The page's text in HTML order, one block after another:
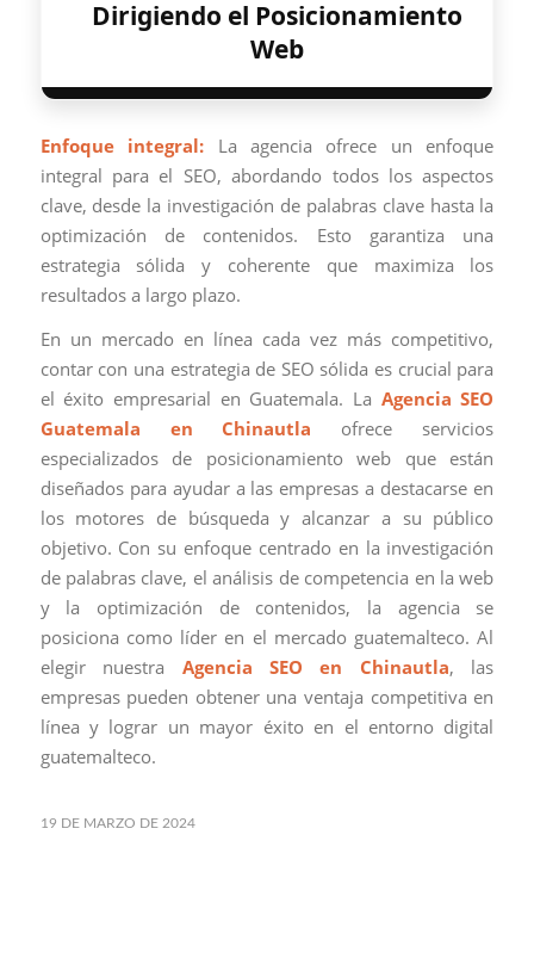
Dirigiendo el Posicionamiento
Web
Enfoque integral: La agencia ofrece un enfoque
integral para el SEO, abordando todos los aspectos
clave, desde la investigación de palabras clave hasta la
optimización de contenidos. Esto garantiza una
estrategia sólida y coherente que maximiza los
resultados a largo plazo.
En un mercado en línea cada vez más competitivo,
contar con una estrategia de SEO sólida es crucial para
el éxito empresarial en Guatemala. La Agencia SEO
Guatemala en Chinautla ofrece servicios
especializados de posicionamiento web que están
diseñados para ayudar a las empresas a destacarse en
los motores de búsqueda y alcanzar a su público
objetivo. Con su enfoque centrado en la investigación
de palabras clave, el análisis de competencia en la web
y la optimización de contenidos, la agencia se
posiciona como líder en el mercado guatemalteco. Al
elegir nuestra Agencia SEO en Chinautla, las
empresas pueden obtener una ventaja competitiva en
línea y lograr un mayor éxito en el entorno digital
guatemalteco.
19 DE MARZO DE 2024